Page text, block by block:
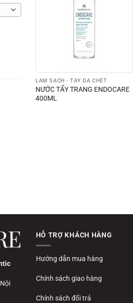
LÀM SẠCH - TẨY DA CHẾT
NƯỚC TẨY TRANG ENDOCARE
400ML
HỖ TRỢ KHÁCH HÀNG
Hướng dẫn mua hàng
Chính sách giao hàng
Chính sách đổi trả